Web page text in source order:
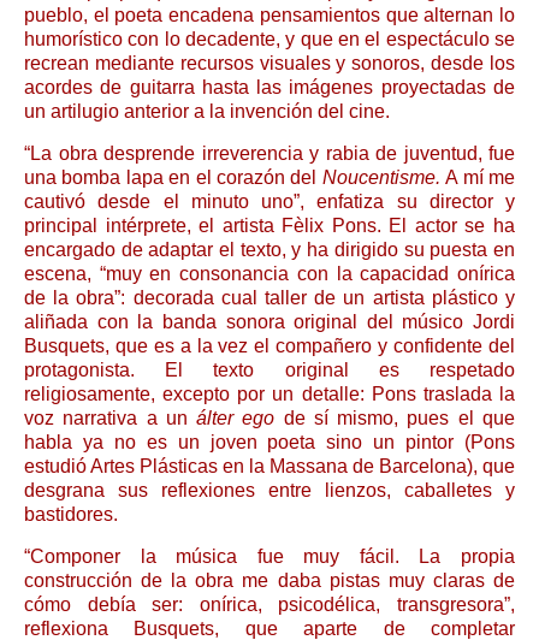
pueblo, el poeta encadena pensamientos que alternan lo
humorístico con lo decadente, y que en el espectáculo se
recrean mediante recursos visuales y sonoros, desde los
acordes de guitarra hasta las imágenes proyectadas de
un artilugio anterior a la invención del cine.
“La obra desprende irreverencia y rabia de juventud, fue
una bomba lapa en el corazón del Noucentisme. A mí me
cautivó desde el minuto uno”, enfatiza su director y
principal intérprete, el artista Fèlix Pons. El actor se ha
encargado de adaptar el texto, y ha dirigido su puesta en
escena, “muy en consonancia con la capacidad onírica
de la obra”: decorada cual taller de un artista plástico y
aliñada con la banda sonora original del músico Jordi
Busquets, que es a la vez el compañero y confidente del
protagonista. El texto original es respetado
religiosamente, excepto por un detalle: Pons traslada la
voz narrativa a unálter ego de sí mismo, pues el que
habla ya no es un joven poeta sino un pintor (Pons
estudió Artes Plásticas en la Massana de Barcelona), que
desgrana sus reflexiones entre lienzos, caballetes y
bastidores.
“Componer la música fue muy fácil. La propia
construcción de la obra me daba pistas muy claras de
cómo debía ser: onírica, psicodélica, transgresora”,
reflexiona Busquets, que aparte de completar